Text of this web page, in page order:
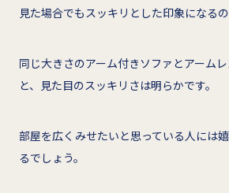
見た場合でもスッキリとした印象になるの
同じ大きさのアーム付きソファとアーム
と、見た目のスッキリさは明らかです。
部屋を広くみせたいと思っている人には
るでしょう。